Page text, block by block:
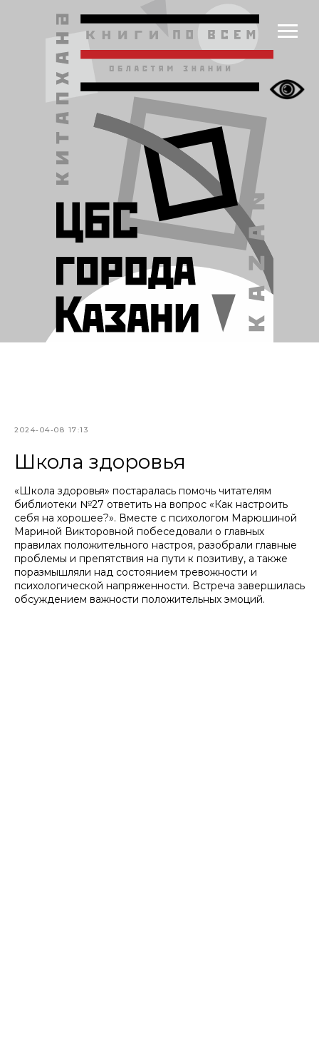
2024-04-08 17:13
Школа здоровья
«Школа здоровья» постаралась помочь читателям
библиотеки №27 ответить на вопрос «Как настроить
себя на хорошее?». Вместе с психологом Марюшиной
Мариной Викторовной побеседовали о главных
правилах положительного настроя, разобрали главные
проблемы и препятствия на пути к позитиву, а также
поразмышляли над состоянием тревожности и
психологической напряженности. Встреча завершилась
обсуждением важности положительных эмоций.